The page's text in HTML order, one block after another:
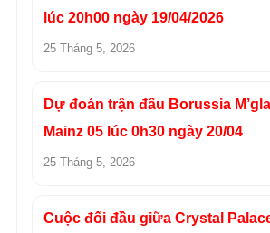
lúc 20h00 ngày 19/04/2026
25 Tháng 5, 2026
Dự đoán trận đấu Borussia
Mainz 05 lúc 0h30 ngày 20/04
25 Tháng 5, 2026
Cuộc đối đầu giữa Crystal